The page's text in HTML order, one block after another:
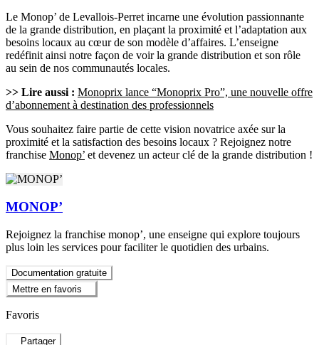
Le Monop’ de Levallois-Perret incarne une évolution passionnante
de la grande distribution, en plaçant la proximité et l’adaptation aux
besoins locaux au cœur de son modèle d’affaires. L’enseigne
redéfinit ainsi notre façon de voir la grande distribution et son rôle
au sein de nos communautés locales.
>> Lire aussi : Monoprix lance “Monoprix Pro”, une nouvelle offre
d’abonnement à destination des professionnels
Vous souhaitez faire partie de cette vision novatrice axée sur la
proximité et la satisfaction des besoins locaux ? Rejoignez notre
franchise Monop’ et devenez un acteur clé de la grande distribution !
MONOP’
Rejoignez la franchise monop’, une enseigne qui explore toujours
plus loin les services pour faciliter le quotidien des urbains.
Documentation gratuite
Mettre en favoris
Favoris
Partager